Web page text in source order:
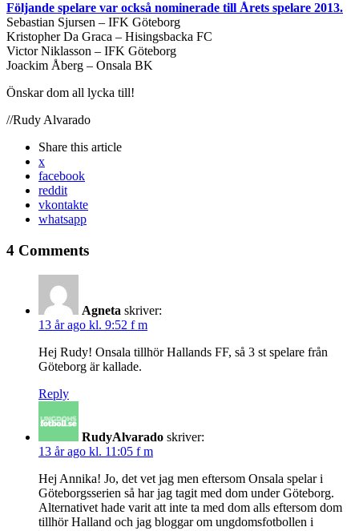
Följande spelare var också nominerade till Årets spelare 2013.
Sebastian Sjursen – IFK Göteborg
Kristopher Da Graca – Hisingsbacka FC
Victor Niklasson – IFK Göteborg
Joackim Åberg – Onsala BK
Önskar dom all lycka till!
//Rudy Alvarado
Share this article
x
facebook
reddit
vkontakte
whatsapp
4 Comments
Agneta skriver:
13 år ago kl. 9:52 f m
Hej Rudy! Onsala tillhör Hallands FF, så 3 st spelare från
Göteborg är kallade.
Reply
RudyAlvarado skriver:
13 år ago kl. 11:05 f m
Hej Annika! Jo, det vet jag men eftersom Onsala spelar i
Göteborgsserien så har jag tagit med dom under Göteborg.
Alternativet hade varit att inte ta med dom alls eftersom dom
tillhör Halland och jag bloggar om ungdomsfotbollen i